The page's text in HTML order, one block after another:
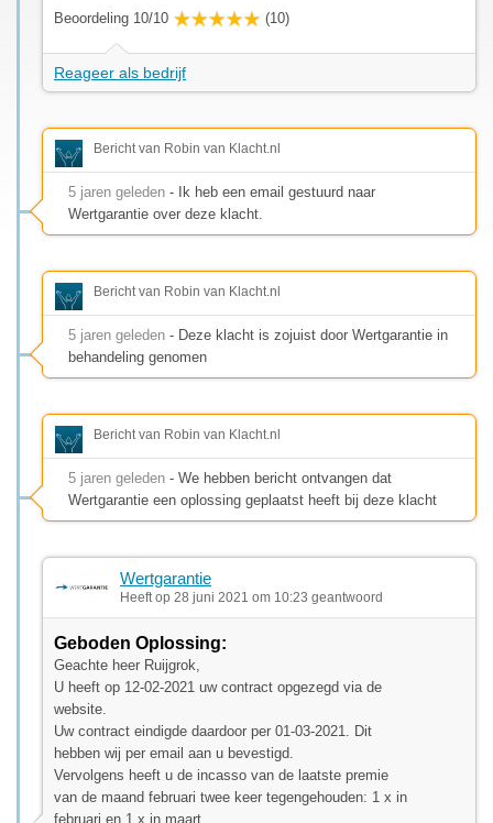
Beoordeling 10/10 (10)
Reageer als bedrijf
Bericht van Robin van Klacht.nl
5 jaren geleden - Ik heb een email gestuurd naar
Wertgarantie over deze klacht.
Bericht van Robin van Klacht.nl
5 jaren geleden - Deze klacht is zojuist door Wertgarantie in
behandeling genomen
Bericht van Robin van Klacht.nl
5 jaren geleden - We hebben bericht ontvangen dat
Wertgarantie een oplossing geplaatst heeft bij deze klacht
Wertgarantie
Heeft op 28 juni 2021 om 10:23 geantwoord
Geboden Oplossing:
Geachte heer Ruijgrok,
U heeft op 12-02-2021 uw contract opgezegd via de
website.
Uw contract eindigde daardoor per 01-03-2021. Dit
hebben wij per email aan u bevestigd.
Vervolgens heeft u de incasso van de laatste premie
van de maand februari twee keer tegengehouden: 1 x in
februari en 1 x in maart.